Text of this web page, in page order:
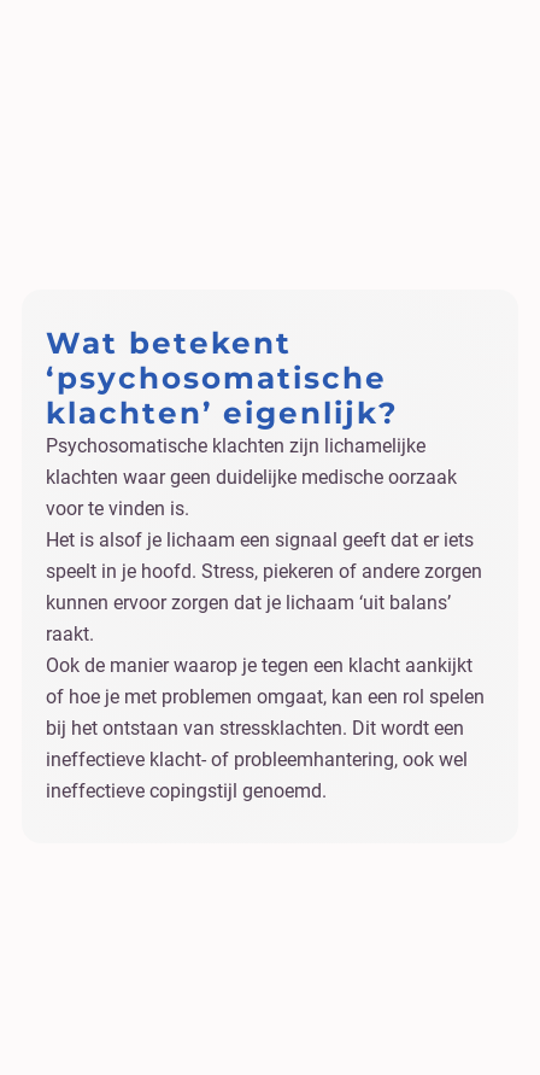
Wat betekent
‘psychosomatische
klachten’ eigenlijk?
Psychosomatische klachten zijn lichamelijke
klachten waar geen duidelijke medische oorzaak
voor te vinden is.
Het is alsof je lichaam een signaal geeft dat er iets
speelt in je hoofd. Stress, piekeren of andere zorgen
kunnen ervoor zorgen dat je lichaam ‘uit balans’
raakt.
Ook de manier waarop je tegen een klacht aankijkt
of hoe je met problemen omgaat, kan een rol spelen
bij het ontstaan van stressklachten. Dit wordt een
ineffectieve klacht- of probleemhantering, ook wel
ineffectieve copingstijl genoemd.